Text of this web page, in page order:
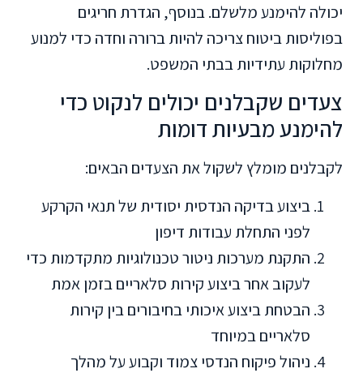
יכולה להימנע מלשלם. בנוסף, הגדרת חריגים
בפוליסות ביטוח צריכה להיות ברורה וחדה כדי למנוע
מחלוקות עתידיות בבתי המשפט.
צעדים שקבלנים יכולים לנקוט כדי
להימנע מבעיות דומות
לקבלנים מומלץ לשקול את הצעדים הבאים:
ביצוע בדיקה הנדסית יסודית של תנאי הקרקע
לפני התחלת עבודות דיפון
התקנת מערכות ניטור טכנולוגיות מתקדמות כדי
לעקוב אחר ביצוע קירות סלאריים בזמן אמת
הבטחת ביצוע איכותי בחיבורים בין קירות
סלאריים במיוחד
ניהול פיקוח הנדסי צמוד וקבוע על מהלך